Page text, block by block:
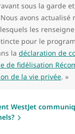
sous la garde et
avons
les
pour le
la déclaration de
fidélisation
de la vie privée. »
WestJet